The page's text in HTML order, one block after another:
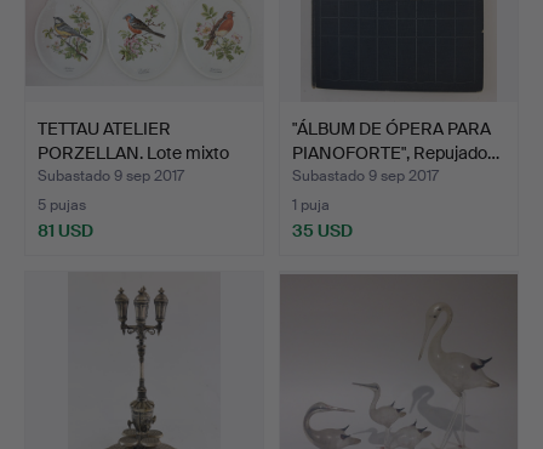
TETTAU ATELIER
PORZELLAN. Lote mixto
de pl…
Subastado 9 sep 2017
5 pujas
81 USD
"ÁLBUM DE ÓPERA PARA
PIANOFORTE", Repujado…
Subastado 9 sep 2017
1 puja
35 USD